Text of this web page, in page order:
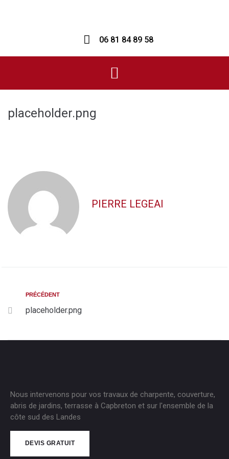
06 81 84 89 58
placeholder.png
PIERRE LEGEAI
PRÉCÉDENT
placeholder.png
Nous intervenons pour vos travaux de charpente, couverture,
abris de jardins, terrasse à Capbreton et sur l'ensemble de la
côte sud des Landes
DEVIS GRATUIT